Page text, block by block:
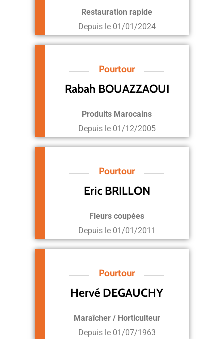
Restauration rapide
Depuis le 01/01/2024
Pourtour
Rabah BOUAZZAOUI
Produits Marocains
Depuis le 01/12/2005
Pourtour
Eric BRILLON
Fleurs coupées
Depuis le 01/01/2011
Pourtour
Hervé DEGAUCHY
Maraîcher / Horticulteur
Depuis le 01/07/1963